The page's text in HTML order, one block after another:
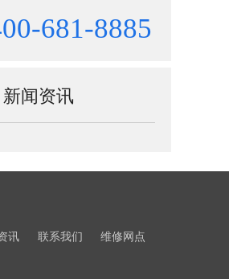
681-8885
新闻资讯
讯 联系我们 维修网点